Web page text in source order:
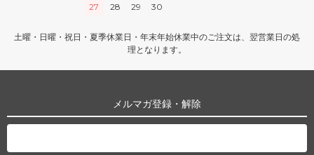
27
28 29 30
土曜・日曜・祝日・夏季休業日・年末年始休業中のご注文は、翌営業日の処
理となります。
メルマガ登録・解除